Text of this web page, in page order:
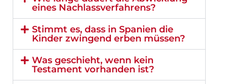
eines Nachlassverfahrens?
Stimmt es, dass in Spanien die
Kinder zwingend erben müssen?
Was geschieht, wenn kein
Testament vorhanden ist?